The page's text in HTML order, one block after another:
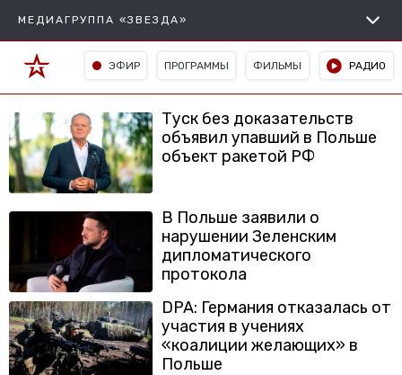
МЕДИАГРУППА «ЗВЕЗДА»
ЭФИР ПРОГРАММЫ ФИЛЬМЫ РАДИО
Туск без доказательств
объявил упавший в Польше
объект ракетой РФ
В Польше заявили о
нарушении Зеленским
дипломатического
протокола
DPA: Германия отказалась от
участия в учениях
«коалиции желающих» в
Польше